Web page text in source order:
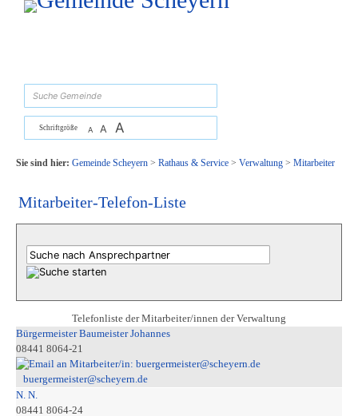
Zum Inhalt, zur Navigationoder zur Startseite springen.
Schriftgröße A A A
Sie sind hier: Gemeinde Scheyern> Rathaus & Service> Verwaltung> Mitarbeiter
Mitarbeiter-Telefon-Liste
Telefonliste der Mitarbeiter/innen der Verwaltung
Bürgermeister Baumeister Johannes
08441 8064-21
buergermeister@scheyern.de
N. N.
08441 8064-24